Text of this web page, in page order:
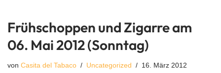
Frühschoppen und Zigarre am
06. Mai 2012 (Sonntag)
von Casita del Tabaco Uncategorized 16. März 2012